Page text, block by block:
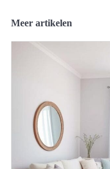
Meer artikelen